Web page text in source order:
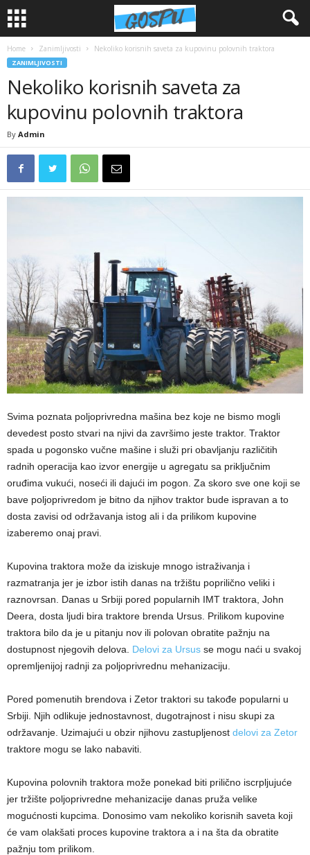
Home Zanimljivosti Nekoliko korisnih saveta za kupovinu polovnih traktora
ZANIMLJIVOSTI
Nekoliko korisnih saveta za
kupovinu polovnih traktora
By Admin
Svima poznata poljoprivredna mašina bez koje ne bismo mogli
devedest posto stvari na njivi da završimo jeste traktor. Traktor
spada u pogonsko vučne mašine i služi pri obavljanju različitih
radnih operacija kao izvor energije u agregatu sa priključnim
oruđima vukući, noseći ili dajući im pogon. Za skoro sve one koji se
bave poljoprivredom je bitno da njihov traktor bude ispravan a to
dosta zavisi od održavanja istog ali i da prilikom kupovine
izaberemo onaj pravi.
Kupovina traktora može da iziskuje mnogo istraživanja i
razmatranja jer je izbor istih danas na tržištu poprilično veliki i
raznovrsan. Danas u Srbiji pored popularnih IMT traktora, John
Deera, dosta ljudi bira traktore brenda Ursus. Prilikom kupovine
traktora bilo da je u pitanju nov ili polovan obratite pažnju na
dostupnost njegovih delova. Delovi za Ursus se mogu naći u svakoj
opremljenijoj radnji za poljoprivrednu mehanizaciju.
Pored pomenutih brendova i Zetor traktori su takođe popularni u
Srbiji. Njih odlikuje jednostavnost, dugotrajnost i nisu skupi za
održavanje. Uzimajući u obzir njihovu zastupljenost delovi za Zetor
traktore mogu se lako nabaviti.
Kupovina polovnih traktora može ponekad biti prilično iscrpljujuće
jer tržište poljoprivredne mehanizacije danas pruža velike
mogućnosti kupcima. Donosimo vam nekoliko korisnih saveta koji
će vam olakšati proces kupovine traktora a i na šta da obratite
pažnju tom prilikom.